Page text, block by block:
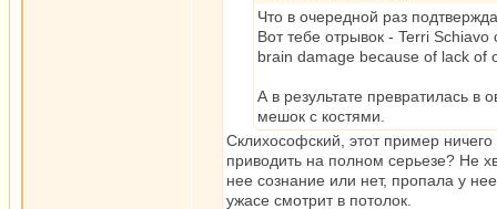
Что в очередной раз
Вот тебе отрывок - Terri
brain damage because of lack of
А в результате превратилась в
мешок с костями.
Склихософский, этот пример
приводить на полном серьезе? Не
нее сознание или нет, пропала у
ужасе смотрит в потолок.